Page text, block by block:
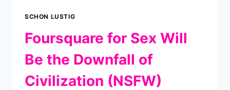
SCHON LUSTIG
Foursquare for Sex Will
Be the Downfall of
Civilization (NSFW)